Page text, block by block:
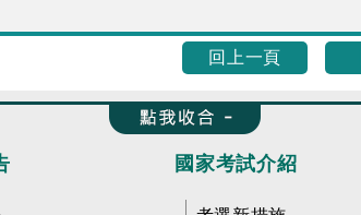
回上一頁
收合 FatFooter
國家考試介紹